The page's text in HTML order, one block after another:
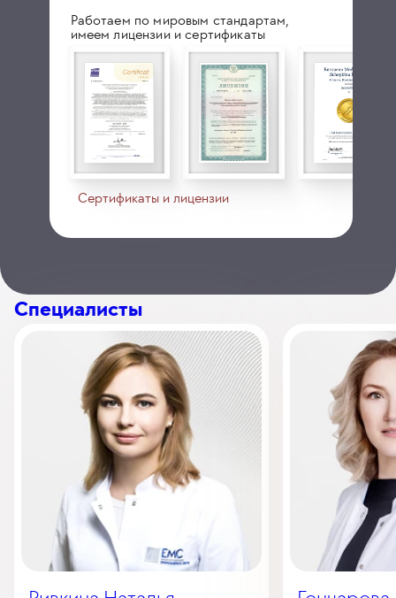
Работаем по мировым стандартам,
имеем лицензии и сертификаты
Сертификаты и лицензии
Специалисты